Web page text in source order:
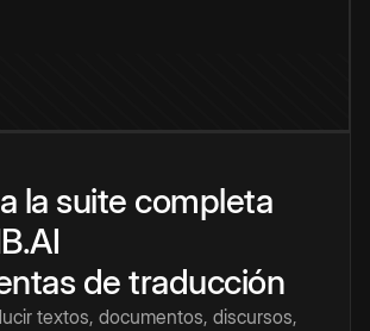
la suite completa
de traducción
textos, documentos, discursos,